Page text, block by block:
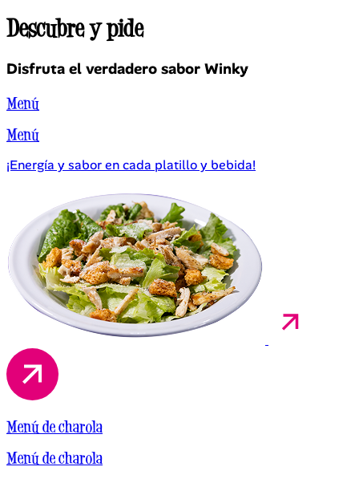
Descubre ypide
Disfruta el verdadero sabor Winky
Menú
Menú
¡Energía y saboren cada platillo y bebida!
Menú de charola
Menú de charola